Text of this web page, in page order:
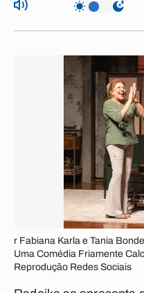
r Fabiana Karla e Tania
Uma Comédia Friamente
Reprodução Redes Sociais